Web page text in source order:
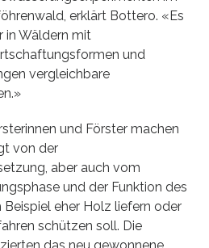
erklärt Bottero. «Es
in Wäldern mit
und
vergleichbare
und Förster machen
von der
aber auch vom
und der Funktion des
eher Holz liefern oder
schützen soll. Die